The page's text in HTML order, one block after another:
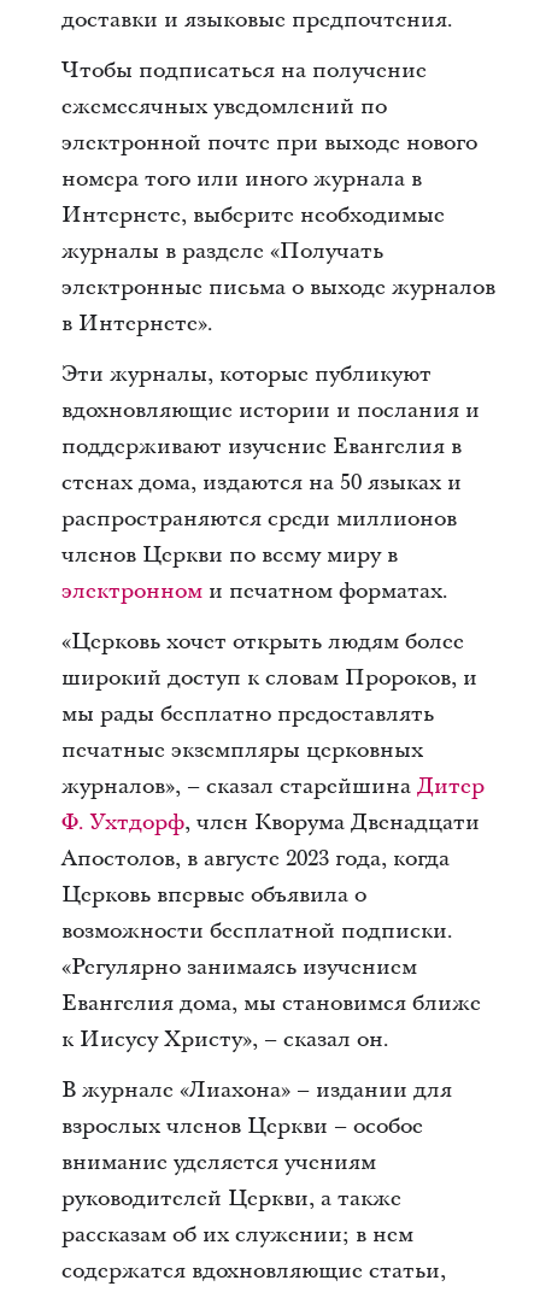
доставки и языковые предпочтения.
Чтобы подписаться на получение
ежемесячных уведомлений по
электронной почте при выходе нового
номера того или иного журнала в
Интернете, выберите необходимые
журналы в разделе «Получать
электронные письма о выходе журналов
в Интернете».
Эти журналы, которые публикуют
вдохновляющие истории и послания и
поддерживают изучение Евангелия в
стенах дома, издаются на 50 языках и
распространяются среди миллионов
членов Церкви по всему миру в
электронноми печатном форматах.
«Церковь хочет открыть людям более
широкий доступ к словам Пророков, и
мы рады бесплатно предоставлять
печатные экземпляры церковных
журналов», – сказал старейшина Дитер
Ф. Ухтдорф, член Кворума Двенадцати
Апостолов, в августе 2023 года, когда
Церковь впервые объявила о
возможности бесплатной подписки.
«Регулярно занимаясь изучением
Евангелия дома, мы становимся ближе
к Иисусу Христу», – сказал он.
В журнале «Лиахона» – издании для
взрослых членов Церкви – особое
внимание уделяется учениям
руководителей Церкви, а также
рассказам об их служении; в нем
содержатся вдохновляющие статьи,